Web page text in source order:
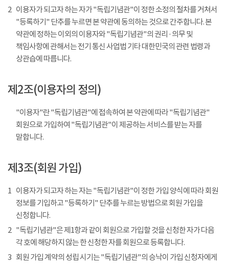
2 이용자가 되고자 하는 자가 "독립기념관"이 정한 소정의 절차를 거쳐서
"등록하기" 단추를 누르면 본 약관에 동의하는 것으로 간주합니다. 본
약관에 정하는 이외의 이용자와 "독립기념관"의 권리 · 의무 및
책임사항에 관해서는 전기 통신 사업법 기타 대한민국의 관련 법령과
상관습에 따릅니다.
제2조(이용자의 정의)
"이용자"란 "독립기념관"에 접속하여 본 약관에 따라 "독립기념관"
회원으로 가입하여 "독립기념관"이 제공하는 서비스를 받는 자를
말합니다.
제3조(회원 가입)
1 이용자가 되고자 하는 자는 "독립기념관"이 정한 가입 양식에 따라 회원
정보를 기입하고 "등록하기" 단추를 누르는 방법으로 회원 가입을
신청합니다.
2 "독립기념관"은 제1항과 같이 회원으로 가입할 것을 신청한 자가 다음
각 호에 해당하지 않는 한 신청한 자를 회원으로 등록합니다.
3 회원 가입 계약의 성립 시기는 "독립기념관"의 승낙이 가입 신청자에게